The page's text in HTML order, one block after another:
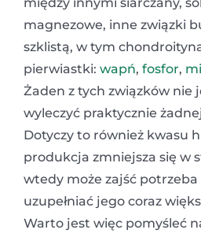
między innymi siarczany,
magnezowe, inne związki
szklistą, w tym
pierwiastki: wapń, fosfor,
Żaden z tych związków nie
wyleczyć praktycznie
Dotyczy to również kwasu
produkcja zmniejsza się w
wtedy może zajść potrzeba
uzupełniać jego coraz
Warto jest więc pomyśleć